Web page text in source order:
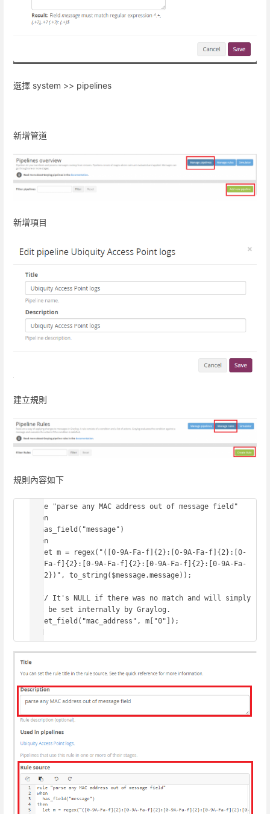
選擇 system >> pipelines
新增管道
新增項目
建立規則
規則內容如下
rule "parse any MAC address out of message field"
when
then
9A-Fa-f]{2}:[0-9A-Fa-f]{2}:[0-9A-Fa-f]{2}:[0-9A-Fa-
f]{2})", to_string($message.message));
not be set internally by Graylog.